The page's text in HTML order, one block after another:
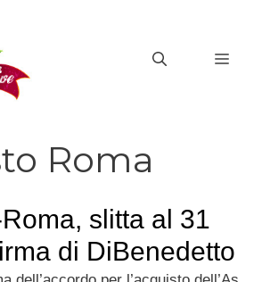
Roma
slitta al 31
di DiBenedetto